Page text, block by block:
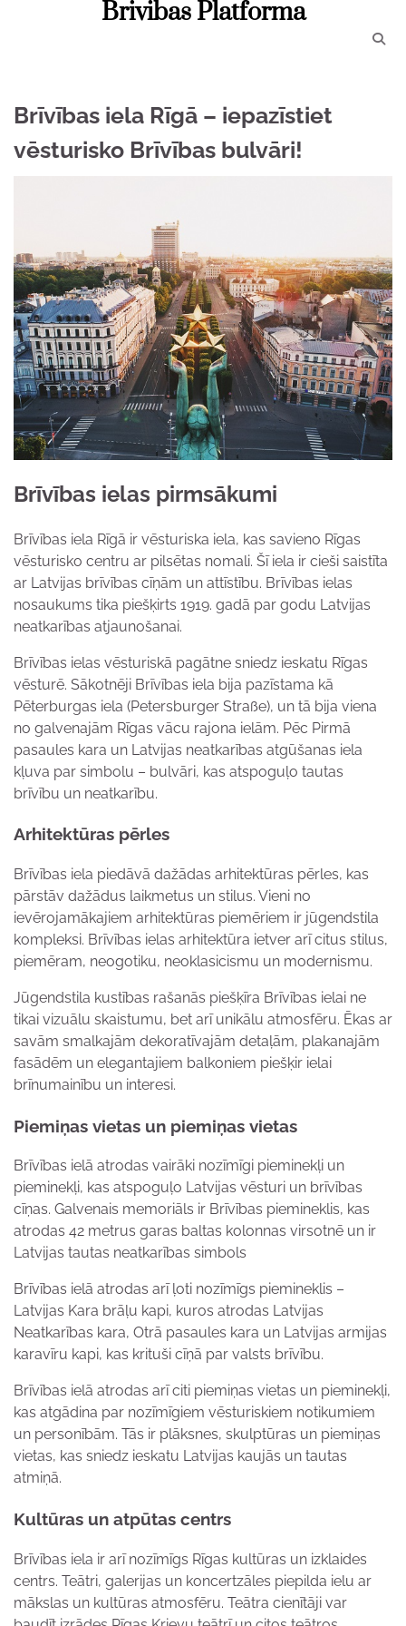
Brivibas Platforma
Brīvības iela Rīgā – iepazīstiet
vēsturisko Brīvības bulvāri!
Brīvības ielas pirmsākumi
Brīvības iela Rīgā ir vēsturiska iela, kas savieno Rīgas
vēsturisko centru ar pilsētas nomali. Šī iela ir cieši saistīta
ar Latvijas brīvības cīņām un attīstību. Brīvības ielas
nosaukums tika piešķirts 1919. gadā par godu Latvijas
neatkarības atjaunošanai.
Brīvības ielas vēsturiskā pagātne sniedz ieskatu Rīgas
vēsturē. Sākotnēji Brīvības iela bija pazīstama kā
Pēterburgas iela (Petersburger Straße), un tā bija viena
no galvenajām Rīgas vācu rajona ielām. Pēc Pirmā
pasaules kara un Latvijas neatkarības atgūšanas iela
kļuva par simbolu – bulvāri, kas atspoguļo tautas
brīvību un neatkarību.
Arhitektūras pērles
Brīvības iela piedāvā dažādas arhitektūras pērles, kas
pārstāv dažādus laikmetus un stilus. Vieni no
ievērojamākajiem arhitektūras piemēriem ir jūgendstila
kompleksi. Brīvības ielas arhitektūra ietver arī citus stilus,
piemēram, neogotiku, neoklasicismu un modernismu.
Jūgendstila kustības rašanās piešķīra Brīvības ielai ne
tikai vizuālu skaistumu, bet arī unikālu atmosfēru. Ēkas ar
savām smalkajām dekoratīvajām detaļām, plakanajām
fasādēm un elegantajiem balkoniem piešķir ielai
brīnumainību un interesi.
Piemiņas vietas un piemiņas vietas
Brīvības ielā atrodas vairāki nozīmīgi pieminekļi un
pieminekļi, kas atspoguļo Latvijas vēsturi un brīvības
cīņas. Galvenais memoriāls ir Brīvības piemineklis, kas
atrodas 42 metrus garas baltas kolonnas virsotnē un ir
Latvijas tautas neatkarības simbols
Brīvības ielā atrodas arī ļoti nozīmīgs piemineklis –
Latvijas Kara brāļu kapi, kuros atrodas Latvijas
Neatkarības kara, Otrā pasaules kara un Latvijas armijas
karavīru kapi, kas krituši cīņā par valsts brīvību.
Brīvības ielā atrodas arī citi piemiņas vietas un pieminekļi,
kas atgādina par nozīmīgiem vēsturiskiem notikumiem
un personībām. Tās ir plāksnes, skulptūras un piemiņas
vietas, kas sniedz ieskatu Latvijas kaujās un tautas
atmiņā.
Kultūras un atpūtas centrs
Brīvības iela ir arī nozīmīgs Rīgas kultūras un izklaides
centrs. Teātri, galerijas un koncertzāles piepilda ielu ar
mākslas un kultūras atmosfēru. Teātra cienītāji var